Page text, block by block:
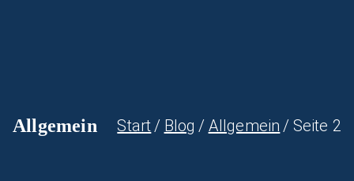
Allgemein Start Blog Allgemein Seite 2